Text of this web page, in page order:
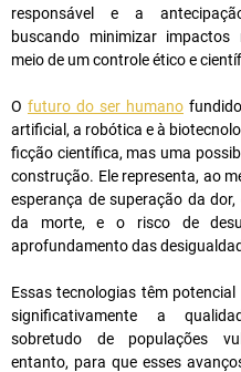
responsável e a
buscando minimizar impactos
meio de um controle ético e
O futuro do ser humano
artificial, a robótica e à
ficção científica, mas uma
construção. Ele representa, ao
esperança de superação da
da morte, e o risco de
aprofundamento das
Essas tecnologias têm
significativamente a
sobretudo de populações
entanto, para que esses